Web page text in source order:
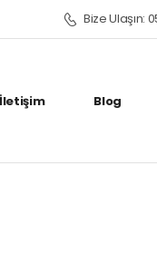
Bize Ulaşın:
İletişim Blog